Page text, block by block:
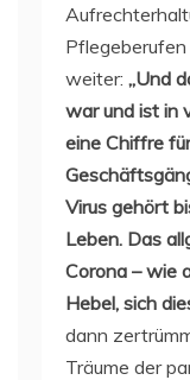
weiter: „Und
war und ist in
eine Chiffre
Virus gehört
Leben. Das
Corona – wie
Hebel, sich
dann
Träume der